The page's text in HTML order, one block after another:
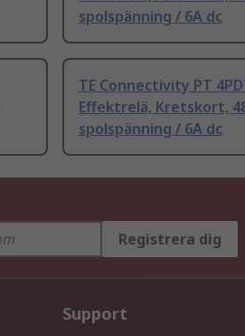
spolspänning / 6A dc
TE Connectivity PT
Effektrelä, Kretskort,
spolspänning / 6A dc
Registrera dig
Support